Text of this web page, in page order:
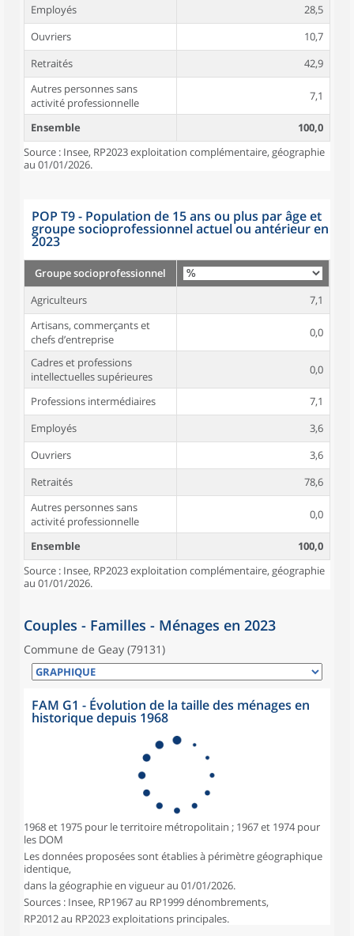
Employés
28,5
Ouvriers
10,7
Retraités
42,9
Autres personnes sans
activité professionnelle
7,1
Ensemble
100,0
Source : Insee, RP2023 exploitation complémentaire, géographie
au 01/01/2026.
POP T9 - Population de 15 ans ou plus par âge et
groupe socioprofessionnel actuel ou antérieur en
2023
Groupe socioprofessionnel
Agriculteurs
7,1
Artisans, commerçants et
chefs d’entreprise
0,0
Cadres et professions
intellectuelles supérieures
0,0
Professions intermédiaires
7,1
Employés
3,6
Ouvriers
3,6
Retraités
78,6
Autres personnes sans
activité professionnelle
0,0
Ensemble
100,0
Source : Insee, RP2023 exploitation complémentaire, géographie
au 01/01/2026.
Couples - Familles - Ménages en 2023
Commune de Geay (79131)
FAM G1 - Évolution de la taille des ménages en
historique depuis 1968
1968 et 1975 pour le territoire métropolitain ; 1967 et 1974 pour
les DOM
Les données proposées sont établies à périmètre géographique
identique,
dans la géographie en vigueur au 01/01/2026.
Sources : Insee, RP1967 au RP1999 dénombrements,
RP2012 au RP2023 exploitations principales.